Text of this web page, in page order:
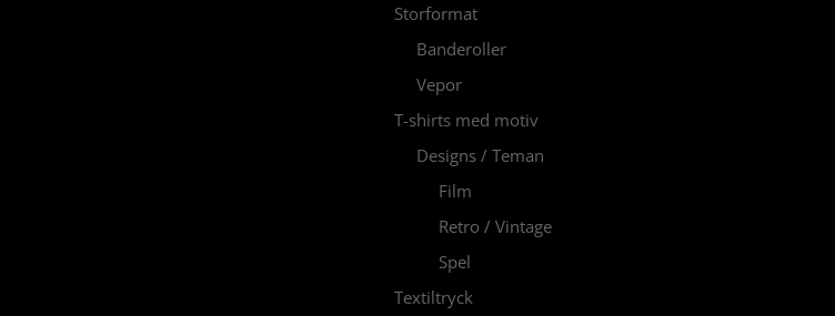
Storformat
Banderoller
Vepor
T-shirts med motiv
Designs / Teman
Film
Retro / Vintage
Spel
Textiltryck